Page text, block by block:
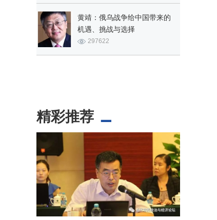
黄靖：俄乌战争给中国带来的
机遇、挑战与选择
297622
精彩推荐